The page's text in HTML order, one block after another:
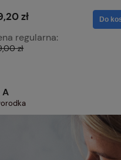
zł
regularna:
zł
Do